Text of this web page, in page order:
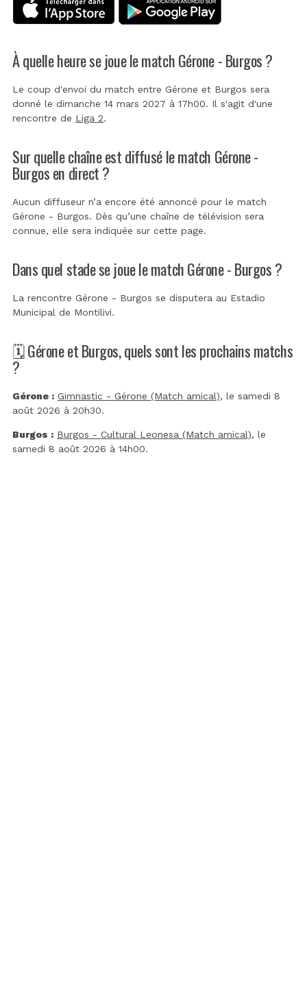
À quelle heure se joue le match Gérone - Burgos ?
Le coup d'envoi du match entre Gérone et Burgos sera
donné le dimanche 14 mars 2027 à 17h00. Il s'agit d'une
rencontre de Liga 2.
Sur quelle chaîne est diffusé le match Gérone -
Burgos en direct ?
Aucun diffuseur n’a encore été annoncé pour le match
Gérone - Burgos. Dès qu’une chaîne de télévision sera
connue, elle sera indiquée sur cette page.
Dans quel stade se joue le match Gérone - Burgos ?
La rencontre Gérone - Burgos se disputera au Estadio
Municipal de Montilivi.
🗓️ Gérone et Burgos, quels sont les prochains matchs
?
Gérone : Gimnastic - Gérone (Match amical), le samedi 8
août 2026 à 20h30.
Burgos : Burgos - Cultural Leonesa (Match amical), le
samedi 8 août 2026 à 14h00.